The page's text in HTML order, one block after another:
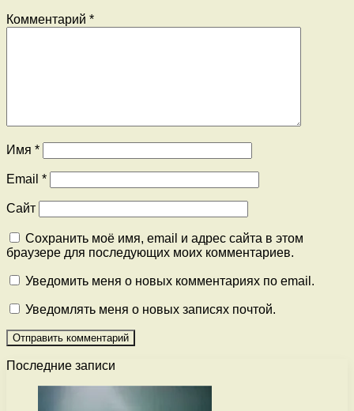
Комментарий *
Имя *
Email *
Сайт
Сохранить моё имя, email и адрес сайта в этом
браузере для последующих моих комментариев.
Уведомить меня о новых комментариях по email.
Уведомлять меня о новых записях почтой.
Последние записи